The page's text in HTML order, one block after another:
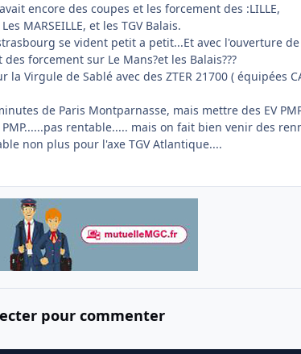
encore des coupes et les forcement des :LILLE,
MARSEILLE, et les TGV Balais.
se vident petit a petit...Et avec l'ouverture
forcement sur Le Mans?et les Balais???
la Virgule de Sablé avec des ZTER 21700 ( équipées
de Paris Montparnasse, mais mettre des EV
rentable..... mais on fait bien venir des
non plus pour l'axe TGV Atlantique....
pour commenter